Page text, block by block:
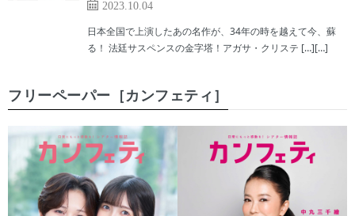
2023.10.04
日本全国で上演したあの名作が、34年の時を越えて今、蘇
る！ 法廷サスペンスの金字塔！アガサ・クリステ […][…]
フリーペーパー［カンフェティ］